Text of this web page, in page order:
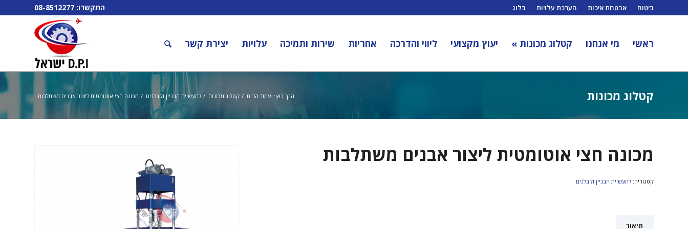
ביטוח אבטחת איכות הערכת עלויות בלוג התקשרו: 08-8512277
ראשי מי אנחנו קטלוג מכונות » יעוץ מקצועי ליווי והדרכה אחריות שירות ותמיכה עלויות יצירת קשר
קטלוג מכונות הנך כאן: עמוד הבית / קטלוג מכונות / לתעשיית הבניין וקבלנים / מכונה חצי אוטומטית ליצור אבנים משתלבות...
מכונה חצי אוטומטית ליצור אבנים משתלבות
קטגוריה: לתעשיית הבניין וקבלנים
תיאור